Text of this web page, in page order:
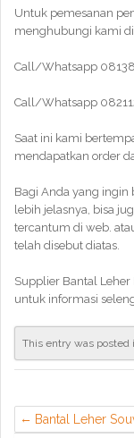
Untuk pemesanan
menghubungi kami di
Call/Whatsapp
Call/Whatsapp
Saat ini kami
mendapatkan order
Bagi Anda yang
lebih jelasnya, bisa
tercantum di web.
telah disebut diatas.
Supplier Bantal
untuk informasi
This entry was posted
Bantal Leher